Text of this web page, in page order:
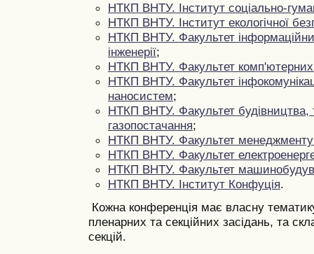
НТКП ВНТУ. Інститут соціально-
НТКП ВНТУ. Інститут екологічної
НТКП ВНТУ. Факультет
інженерії;
НТКП ВНТУ. Факультет
НТКП ВНТУ. Факультет
наносистем;
НТКП ВНТУ. Факультет будівництва,
газопостачання;
НТКП ВНТУ. Факультет менеджменту
НТКП ВНТУ. Факультет
НТКП ВНТУ. Факультет
НТКП ВНТУ. Інститут Конфуція.
Кожна конференція має власну
пленарних та секційних засідань, та
секцій.